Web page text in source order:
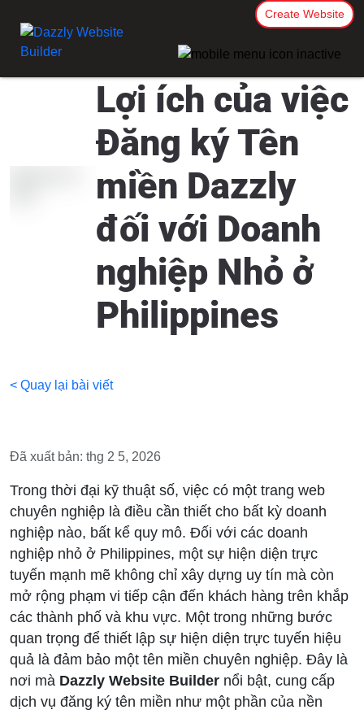
Create Website
Lợi ích của việc
Đăng ký Tên
miền Dazzly
đối với Doanh
nghiệp Nhỏ ở
Philippines
< Quay lại bài viết
Đã xuất bản: thg 2 5, 2026
Trong thời đại kỹ thuật số, việc có một trang web
chuyên nghiệp là điều cần thiết cho bất kỳ doanh
nghiệp nào, bất kể quy mô. Đối với các doanh
nghiệp nhỏ ở Philippines, một sự hiện diện trực
tuyến mạnh mẽ không chỉ xây dựng uy tín mà còn
mở rộng phạm vi tiếp cận đến khách hàng trên khắp
các thành phố và khu vực. Một trong những bước
quan trọng để thiết lập sự hiện diện trực tuyến hiệu
quả là đảm bảo một tên miền chuyên nghiệp. Đây là
nơi mà Dazzly Website Builder nổi bật, cung cấp
dịch vụ đăng ký tên miền như một phần của nền